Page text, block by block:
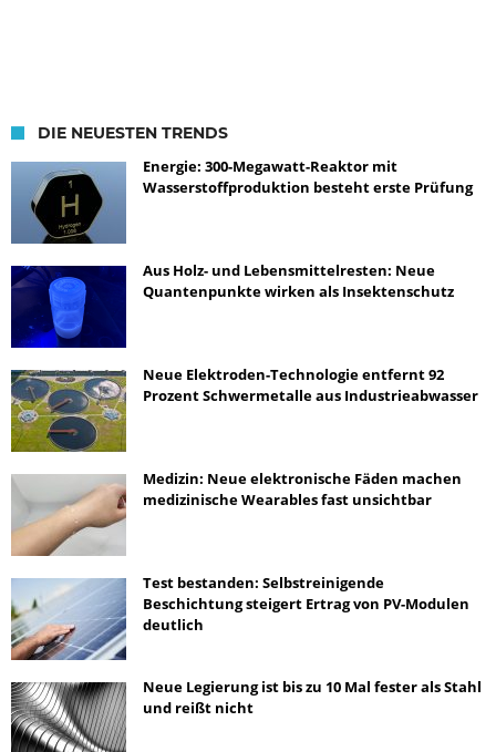
DIE NEUESTEN TRENDS
Energie: 300-Megawatt-Reaktor mit
Wasserstoffproduktion besteht erste Prüfung
Aus Holz- und Lebensmittelresten: Neue
Quantenpunkte wirken als Insektenschutz
Neue Elektroden-Technologie entfernt 92
Prozent Schwermetalle aus Industrieabwasser
Medizin: Neue elektronische Fäden machen
medizinische Wearables fast unsichtbar
Test bestanden: Selbstreinigende
Beschichtung steigert Ertrag von PV-Modulen
deutlich
Neue Legierung ist bis zu 10 Mal fester als Stahl
und reißt nicht